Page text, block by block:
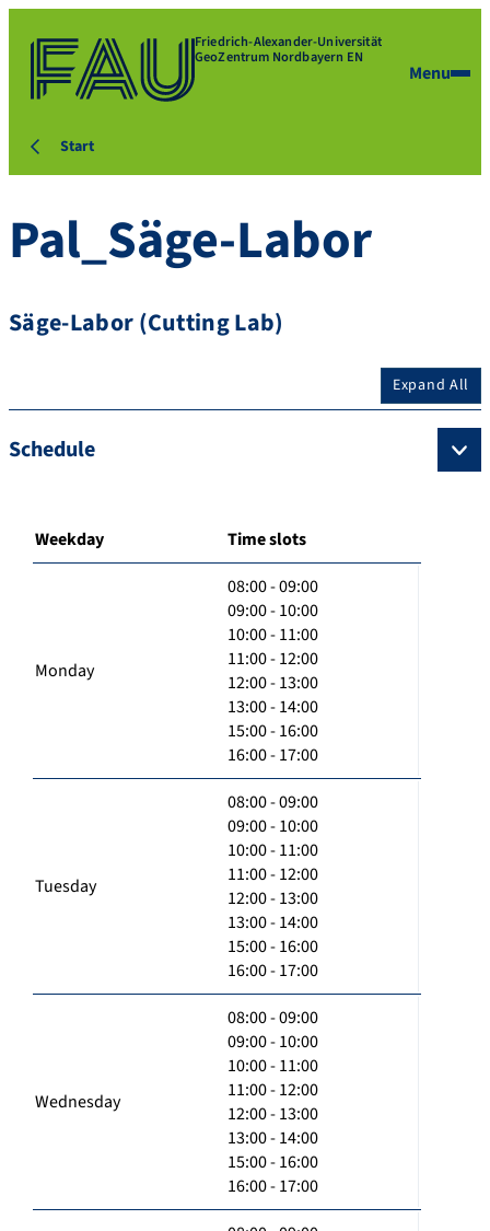
Friedrich-Alexander-Universität
GeoZentrum Nordbayern EN
Menu
Start
Pal_Säge-Labor
Säge-Labor (Cutting Lab)
Expand All
Schedule
Weekday Time slots
Monday
08:00 - 09:00
09:00 - 10:00
10:00 - 11:00
11:00 - 12:00
12:00 - 13:00
13:00 - 14:00
15:00 - 16:00
16:00 - 17:00
Tuesday
08:00 - 09:00
09:00 - 10:00
10:00 - 11:00
11:00 - 12:00
12:00 - 13:00
13:00 - 14:00
15:00 - 16:00
16:00 - 17:00
Wednesday
08:00 - 09:00
09:00 - 10:00
10:00 - 11:00
11:00 - 12:00
12:00 - 13:00
13:00 - 14:00
15:00 - 16:00
16:00 - 17:00